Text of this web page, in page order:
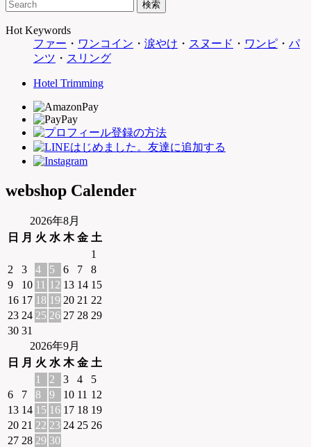
Hot Keywords
ファー ・ ワンコイン ・ 涙やけ ・ スヌード ・ ワンピ ・ パ
ンツ ・ スリング
Hotel Trimming
webshop Calender
2026年8月
日
月 火 水 木 金 土
1
2
3 4 5 6 7
8
9
10 11 12 13 14 15
16 17 18 19 20 21 22
23 24 25 26 27 28 29
30 31
2026年9月
日
月 火 水 木 金 土
1
2 3 4
5
6
7 8 9 10 11 12
13 14 15 16 17 18 19
20 21 22 23 24 25 26
27 28 29 30